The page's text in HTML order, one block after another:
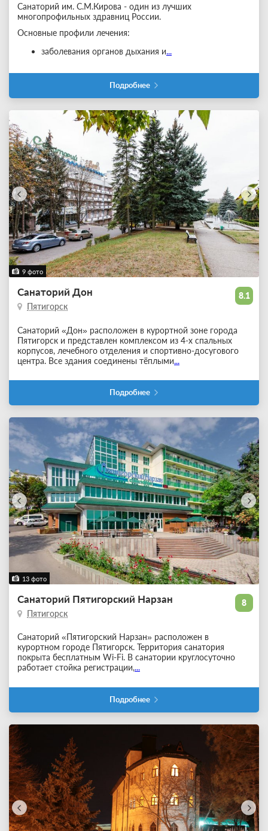
Санаторий им. С.М.Кирова - один из лучших
многопрофильных здравниц России.
Основные профили лечения:
заболевания органов дыхания и...
Подробнее
9 фото
8.1
Санаторий Дон
Пятигорск
Санаторий «Дон» расположен в курортной зоне города
Пятигорск и представлен комплексом из 4-х спальных
корпусов, лечебного отделения и спортивно-досугового
центра. Все здания соединены тёплыми...
Подробнее
13 фото
8
Санаторий Пятигорский Нарзан
Пятигорск
Санаторий «Пятигорский Нарзан» расположен в
курортном городе Пятигорск. Территория санатория
покрыта бесплатным Wi-Fi. В санатории круглосуточно
работает стойка регистрации,...
Подробнее